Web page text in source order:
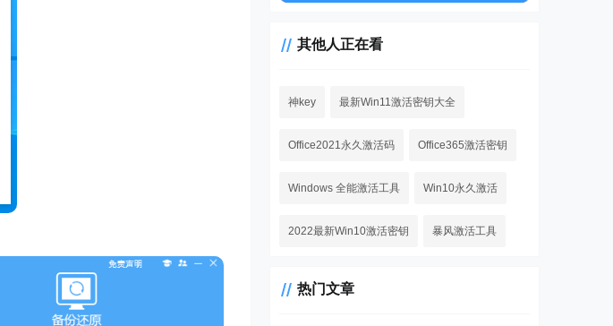
其他人正在看
神key 最新Win11激活密钥大全
Office2021永久激活码 Office365激活密钥
Windows 全能激活工具 Win10永久激活
2022最新Win10激活密钥 暴风激活工具
热门文章